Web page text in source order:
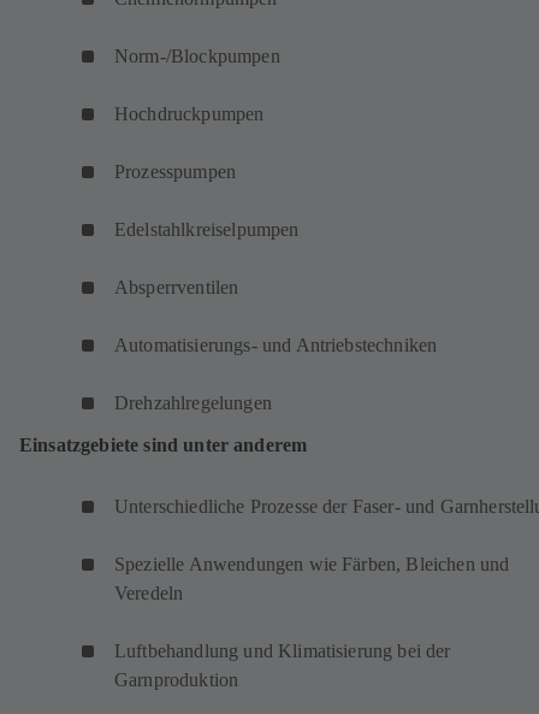
Norm-/Blockpumpen
Hochdruckpumpen
Prozesspumpen
Edelstahlkreiselpumpen
Absperrventilen
Automatisierungs- und Antriebstechniken
Drehzahlregelungen
Einsatzgebiete sind unter anderem
Unterschiedliche Prozesse der Faser- und
Spezielle Anwendungen wie Färben, Bleichen und
Veredeln
Luftbehandlung und Klimatisierung bei der
Garnproduktion